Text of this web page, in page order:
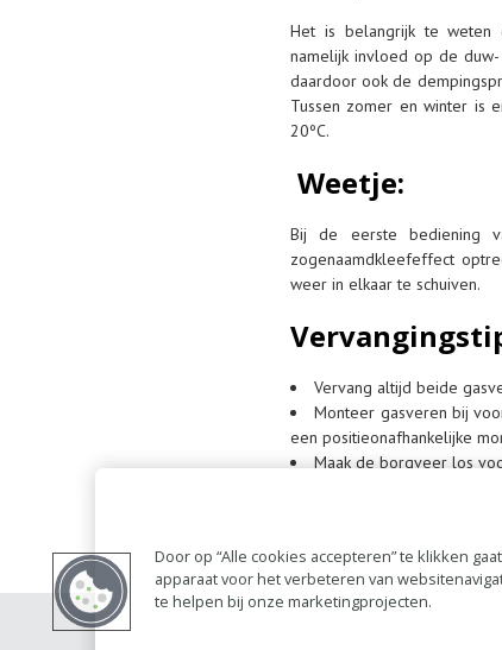
Het is belangrijk te weten
namelijk invloed op de
daardoor ook de
Tussen zomer en winter is
20ºC.
Weetje:
Bij de eerste bediening
zogenaamdkleefeffect
weer in elkaar te schuiven.
Vervang altijd beide
Monteer gasveren bij
een positieonafhankelijke
Maak de borgveer los
Gasveren die slechts
Wanneer er geen
Gasveren met een
toepassingen.
Door op “Alle cookies accepteren” te klikken
apparaat voor het verbeteren van
te helpen bij onze marketingprojecten.